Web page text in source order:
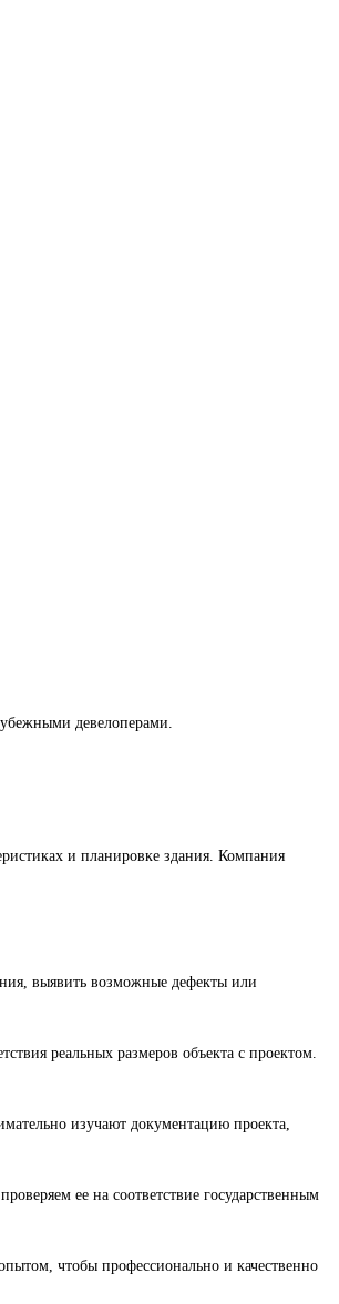
девелоперами.
и планировке здания. Компания
выявить возможные дефекты или
реальных размеров объекта с проектом.
изучают документацию проекта,
ее на соответствие государственным
чтобы профессионально и качественно